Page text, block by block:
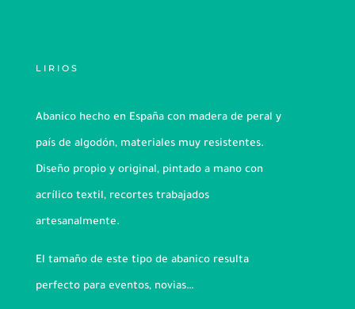
LIRIOS
Abanico hecho en España con madera de peral y
país de algodón, materiales muy resistentes.
Diseño propio y original, pintado a mano con
acrílico textil, recortes trabajados
artesanalmente.
El tamaño de este tipo de abanico resulta
perfecto para eventos, novias…